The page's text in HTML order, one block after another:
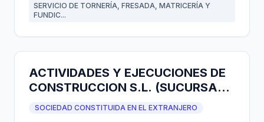
SERVICIO DE TORNERÍA, FRESADA, MATRICERÍA Y
FUNDIC...
ACTIVIDADES Y EJECUCIONES DE
CONSTRUCCION S.L. (SUCURSAL
BOLIVIA)
SOCIEDAD CONSTITUIDA EN EL EXTRANJERO